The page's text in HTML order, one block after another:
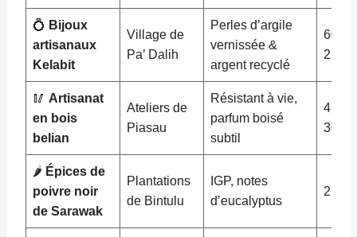
💍 Bijoux
artisanaux
Kelabit
Village de
Pa’ Dalih
Perles d’argile
vernissée &
argent recyclé
60 –
250
🥢 Artisanat
en bois
belian
Ateliers de
Piasau
Résistant à vie,
parfum boisé
subtil
45 –
300
🌶️ Épices de
poivre noir
de Sarawak
Plantations
de Bintulu
IGP, notes
d’eucalyptus
25 –